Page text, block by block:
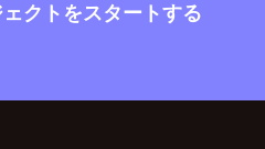
クトをスタートする